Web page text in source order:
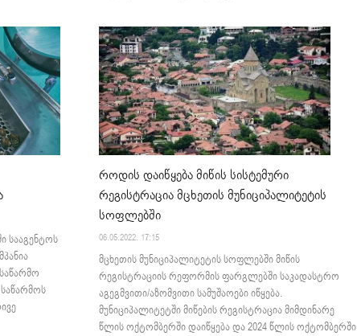
სააგენტოს
როდის დაიწყება მიწის სისტემური
რეგისტრაცია მცხეთის მუნიციპალიტეტის
სოფლებში
06.05.2022. 17:15
მცხეთის მუნიციპალიტეტის სოფლებში მიწის
რეგისტრაციის რეფორმის ფარგლებში საკადასტრო
აგეგმვითი/აზომვითი სამუშაოები იწყება.
მუნიციპალიტეტში მიწების რეგისტრაცია მიმდინარე
წლის ოქტომბერში დაიწყება და 2024 წლის ოქტომბერში